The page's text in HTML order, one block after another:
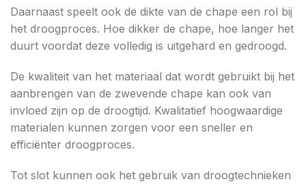
Daarnaast speelt ook de dikte van de chape een rol bij
het droogproces. Hoe dikker de chape, hoe langer het
duurt voordat deze volledig is uitgehard en gedroogd.
De kwaliteit van het materiaal dat wordt gebruikt bij het
aanbrengen van de zwevende chape kan ook van
invloed zijn op de droogtijd. Kwalitatief hoogwaardige
materialen kunnen zorgen voor een sneller en
efficiënter droogproces.
Tot slot kunnen ook het gebruik van droogtechnieken